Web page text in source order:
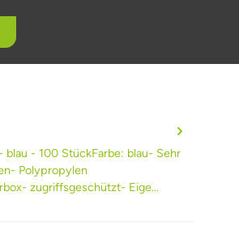
blau - 100 StückFarbe: blau- Sehr
Polypropylen
zugriffsgeschützt- Eige…